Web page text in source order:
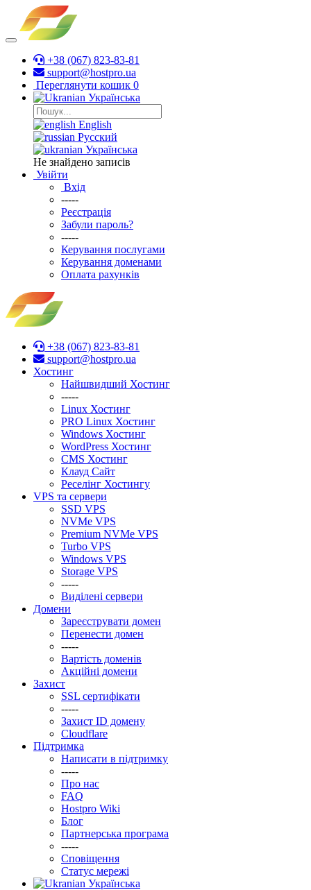
+38 (067) 823-83-81
support@hostpro.ua
Переглянути кошик 0
Українська
English
Русский
Українська
Не знайдено записів
Увійти
Вхід
-----
Реєстрація
Забули пароль?
-----
Керування послугами
Керування доменами
Оплата рахунків
+38 (067) 823-83-81
support@hostpro.ua
Хостинг
Найшвидший Хостинг
-----
Linux Хостинг
PRO Linux Хостинг
Windows Хостинг
WordPress Хостинг
CMS Хостинг
Клауд Сайт
Реселінг Хостингу
VPS та сервери
SSD VPS
NVMe VPS
Premium NVMe VPS
Turbo VPS
Windows VPS
Stоrage VPS
-----
Виділені сервери
Домени
Зареєструвати домен
Перенести домен
-----
Вартість доменів
Акційні домени
Захист
SSL сертифікати
-----
Захист ID домену
Clоudflare
Підтримка
Написати в підтримку
-----
Про нас
FAQ
Hostpro Wiki
Блог
Партнерська програма
-----
Сповіщення
Статус мережі
Українська